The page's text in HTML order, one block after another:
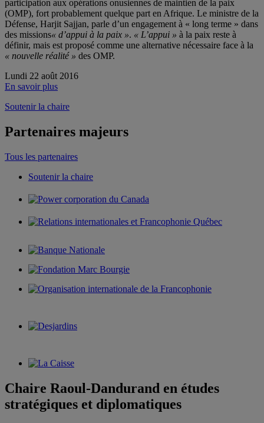
participation aux opérations onusiennes de maintien de la paix
(OMP), fort probablement quelque part en Afrique. Le ministre de la
Défense, Harjit Sajjan, parle d’un engagement à « long terme » dans
des missions« d’appui à la paix ». « L’appui » à la paix reste à
définir, mais est proposé comme une alternative nécessaire face à la
« nouvelle réalité » des OMP.
Lundi 22 août 2016
En savoir plus
Soutenir la chaire
Partenaires majeurs
Tous les partenaires
Soutenir la chaire
Chaire Raoul-Dandurand en études
stratégiques et diplomatiques